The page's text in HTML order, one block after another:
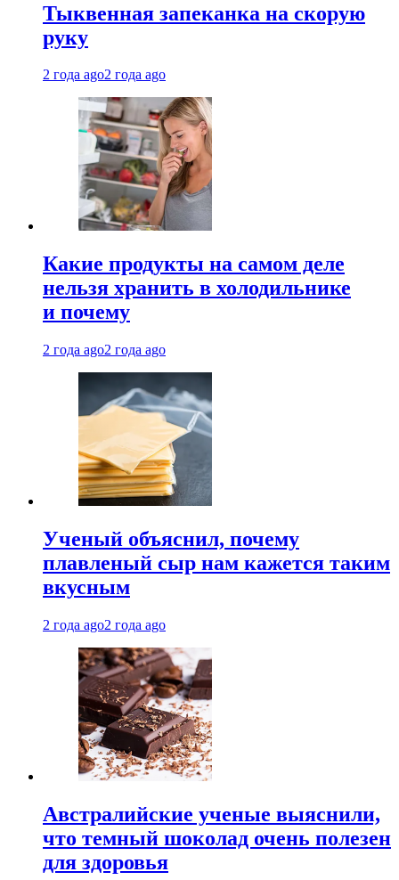
Тыквенная запеканка на скорую
руку
2 года ago2 года ago
Какие продукты на самом деле
нельзя хранить в холодильнике
и почему
2 года ago2 года ago
Ученый объяснил, почему
плавленый сыр нам кажется таким
вкусным
2 года ago2 года ago
Австралийские ученые выяснили,
что темный шоколад очень полезен
для здоровья